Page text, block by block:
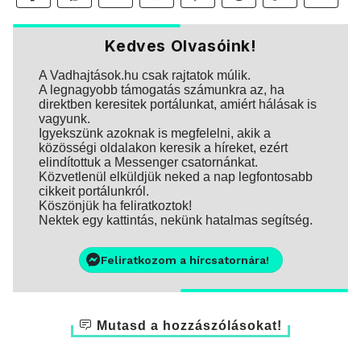
Kedves Olvasóink!
A Vadhajtások.hu csak rajtatok múlik.
A legnagyobb támogatás számunkra az, ha
direktben keresitek portálunkat, amiért hálásak is
vagyunk.
Igyekszünk azoknak is megfelelni, akik a
közösségi oldalakon keresik a híreket, ezért
elindítottuk a Messenger csatornánkat.
Közvetlenül elküldjük neked a nap legfontosabb
cikkeit portálunkról.
Köszönjük ha feliratkoztok!
Nektek egy kattintás, nekünk hatalmas segítség.
Feliratkozom a hírcsatornára!
Mutasd a hozzászólásokat!